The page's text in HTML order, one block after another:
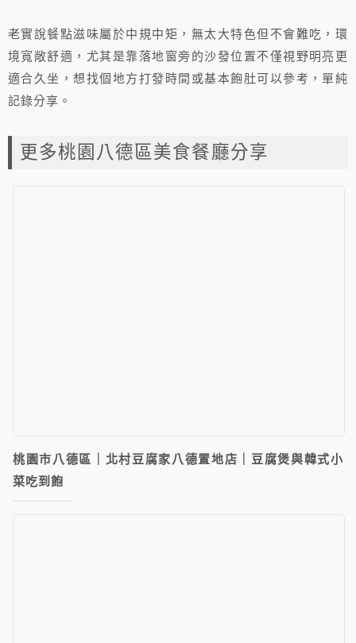
老實說餐點滋味屬於中規中矩，無太大特色但不會難吃，環
境寬敞舒適，尤其是靠落地窗旁的沙發位置不僅視野明亮更
適合久坐，想找個地方打發時間或基本飽肚可以參考，單純
記錄分享。
更多桃園八德區美食餐廳分享
桃園市八德區｜北村豆腐家八德置地店｜豆腐煲與韓式小
菜吃到飽